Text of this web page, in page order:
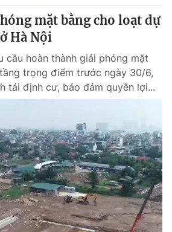
mặt bằng cho loạt dự
Hà Nội
cầu hoàn thành giải phóng mặt
trọng điểm trước ngày 30/6,
tái định cư, bảo đảm quyền lợi...